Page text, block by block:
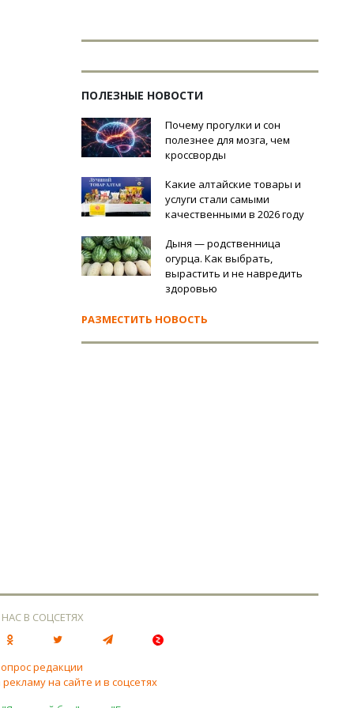
ПОЛЕЗНЫЕ НОВОСТИ
Почему прогулки и сон
полезнее для мозга, чем
кроссворды
Какие алтайские товары и
услуги стали самыми
качественными в 2026 году
Дыня — родственница
огурца. Как выбрать,
вырастить и не навредить
здоровью
РАЗМЕСТИТЬ НОВОСТЬ
В СОЦСЕТЯХ
редакции
на сайте и в соцсетях